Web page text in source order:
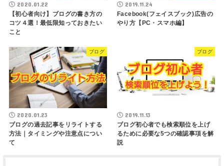
2020.01.22
【初心者向け】ブログの書き方の
コツ４選！最低限知っておきたい
こと
2019.11.24
Facebook(フェイスブック)広告の
やり方【PC・スマホ編】
ブログ
2020.01.23
ブログの過去記事をリライトする
方法｜タイミングや注意点につい
て
ブログ
2019.11.13
ブログ初心者でも検索順位を上げ
るために必要な5つの確認事項を解
説